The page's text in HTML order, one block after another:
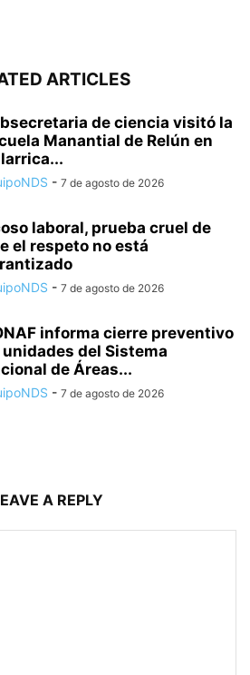
ARTICLES
de ciencia visitó la
Manantial de Relún en
- 7 de agosto de 2026
laboral, prueba cruel de
el respeto no está
- 7 de agosto de 2026
informa cierre preventivo
unidades del Sistema
de Áreas...
- 7 de agosto de 2026
A REPLY